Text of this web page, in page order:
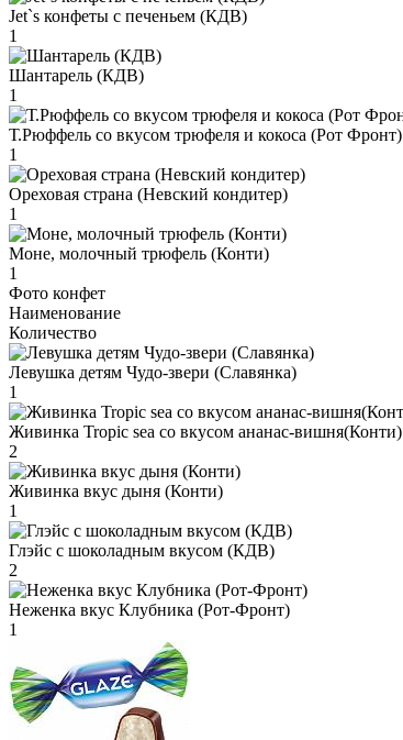
Jet`s конфеты с печеньем (КДВ)
1
Шантарель (КДВ)
1
Т.Рюффель со вкусом трюфеля и кокоса (Рот Фронт)
1
Ореховая страна (Невский кондитер)
1
Моне, молочный трюфель (Конти)
1
Фото конфет
Наименование
Количество
Левушка детям Чудо-звери (Славянка)
1
Живинка Tropic sea со вкусом ананас-вишня(Конти)
2
Живинка вкус дыня (Конти)
1
Глэйс с шоколадным вкусом (КДВ)
2
Неженка вкус Клубника (Рот-Фронт)
1